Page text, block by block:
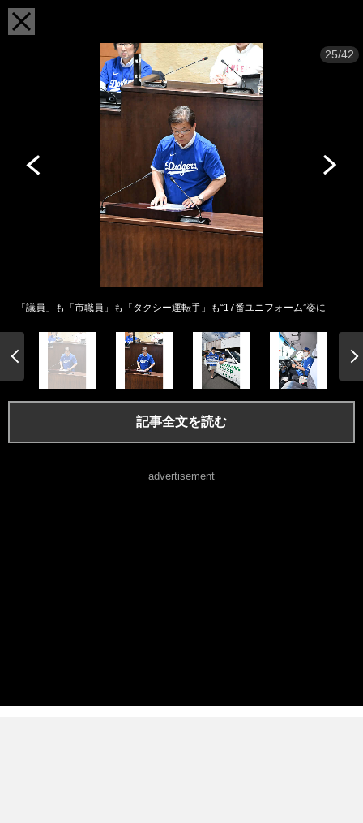
25/42
「議員」も「市職員」も「タクシー運転手」も“17番ユニフォーム”姿に
記事全文を読む
advertisement